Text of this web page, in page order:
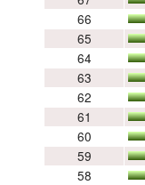
66
65
64
63
62
61
60
59
58